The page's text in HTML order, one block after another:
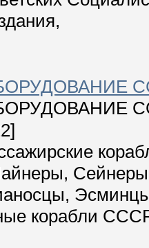
корабли